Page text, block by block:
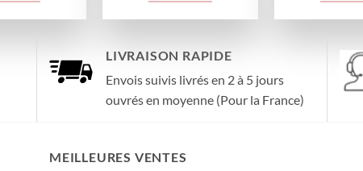
LIVRAISON RAPIDE
Envois suivis livrés en 2 à 5 jours
ouvrés en moyenne (Pour la France)
MEILLEURES VENTES